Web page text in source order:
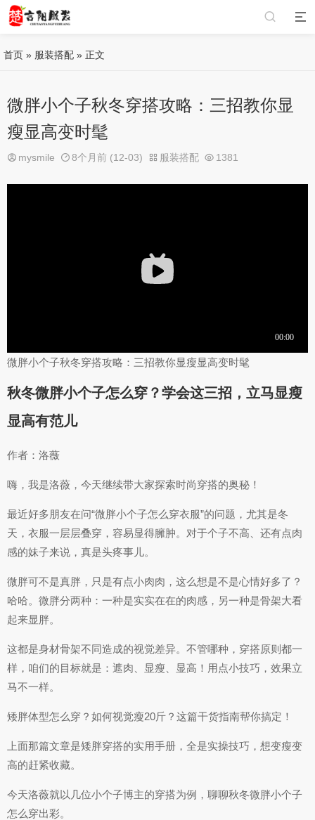
首页 » 服装搭配 » 正文
微胖小个子秋冬穿搭攻略：三招教你显
瘦显高变时髦
mysmile 8个月前 (12-03) 服装搭配 1381
微胖小个子秋冬穿搭攻略：三招教你显瘦显高变时髦
秋冬微胖小个子怎么穿？学会这三招，立马显瘦
显高有范儿
作者：洛薇
嗨，我是洛薇，今天继续带大家探索时尚穿搭的奥秘！
最近好多朋友在问“微胖小个子怎么穿衣服”的问题，尤其是冬
天，衣服一层层叠穿，容易显得臃肿。对于个子不高、还有点肉
感的妹子来说，真是头疼事儿。
微胖可不是真胖，只是有点小肉肉，这么想是不是心情好多了？
哈哈。微胖分两种：一种是实实在在的肉感，另一种是骨架大看
起来显胖。
这都是身材骨架不同造成的视觉差异。不管哪种，穿搭原则都一
样，咱们的目标就是：遮肉、显瘦、显高！用点小技巧，效果立
马不一样。
矮胖体型怎么穿？如何视觉瘦20斤？这篇干货指南帮你搞定！
上面那篇文章是矮胖穿搭的实用手册，全是实操技巧，想变瘦变
高的赶紧收藏。
今天洛薇就以几位小个子博主的穿搭为例，聊聊秋冬微胖小个子
怎么穿出彩。